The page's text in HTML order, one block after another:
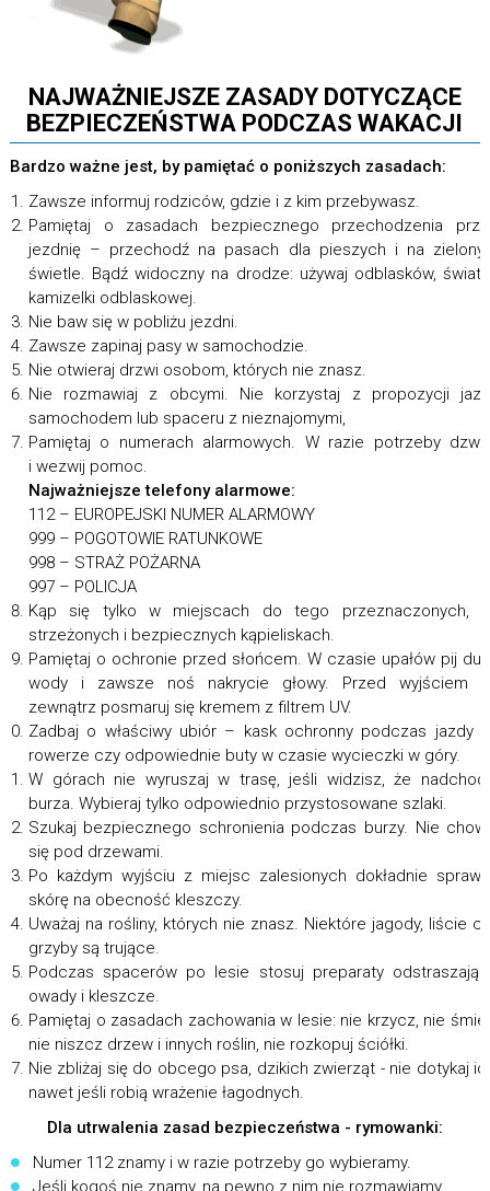
NAJWAŻNIEJSZE ZASADY DOTYCZĄCE
BEZPIECZEŃSTWA PODCZAS WAKACJI
Bardzo ważne jest, by pamiętać o poniższych zasadach:
Zawsze informuj rodziców, gdzie i z kim przebywasz.
Pamiętaj o zasadach bezpiecznego przechodzenia
jezdnię – przechodź na pasach dla pieszych i na
świetle. Bądź widoczny na drodze: używaj odblasków,
kamizelki odblaskowej.
Nie baw się w pobliżu jezdni.
Zawsze zapinaj pasy w samochodzie.
Nie otwieraj drzwi osobom, których nie znasz.
Nie rozmawiaj z obcymi. Nie korzystaj z propozycji
samochodem lub spaceru z nieznajomymi,
Pamiętaj o numerach alarmowych. W razie potrzeby
i wezwij pomoc.
Najważniejsze telefony alarmowe:
112 – EUROPEJSKI NUMER ALARMOWY
999 – POGOTOWIE RATUNKOWE
998 – STRAŻ POŻARNA
997 – POLICJA
Kąp się tylko w miejscach do tego przeznaczonych,
strzeżonych i bezpiecznych kąpieliskach.
Pamiętaj o ochronie przed słońcem. W czasie upałów pij
wody i zawsze noś nakrycie głowy. Przed wyjściem
zewnątrz posmaruj się kremem z filtrem UV.
Zadbaj o właściwy ubiór – kask ochronny podczas jazdy
rowerze czy odpowiednie buty w czasie wycieczki w góry.
W górach nie wyruszaj w trasę, jeśli widzisz, że
burza. Wybieraj tylko odpowiednio przystosowane szlaki.
Szukaj bezpiecznego schronienia podczas burzy. Nie
się pod drzewami.
Po każdym wyjściu z miejsc zalesionych dokładnie
skórę na obecność kleszczy.
Uważaj na rośliny, których nie znasz. Niektóre jagody, liście
grzyby są trujące.
Podczas spacerów po lesie stosuj preparaty
owady i kleszcze.
Pamiętaj o zasadach zachowania w lesie: nie krzycz, nie
nie niszcz drzew i innych roślin, nie rozkopuj ściółki.
Nie zbliżaj się do obcego psa, dzikich zwierząt - nie dotykaj
nawet jeśli robią wrażenie łagodnych.
Dla utrwalenia zasad bezpieczeństwa - rymowanki:
Numer 112 znamy i w razie potrzeby go wybieramy.
Jeśli kogoś nie znamy, na pewno z nim nie rozmawiamy.